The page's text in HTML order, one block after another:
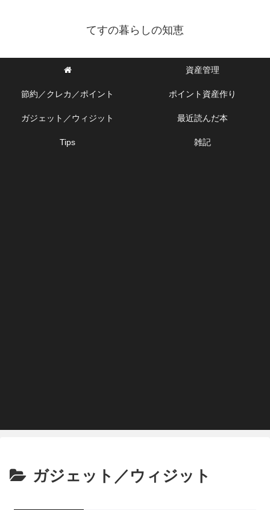
てすの暮らしの知恵
資産管理
節約／クレカ／ポイント ポイント資産作り
ガジェット／ウィジット 最近読んだ本
Tips 雑記
ガジェット／ウィジット